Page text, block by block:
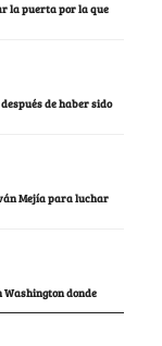
la puerta por la que
de haber sido
Mejía para luchar
Washington donde